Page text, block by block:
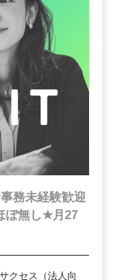
事務未経験歓迎
ぼ無し★月27
クセス（法人向